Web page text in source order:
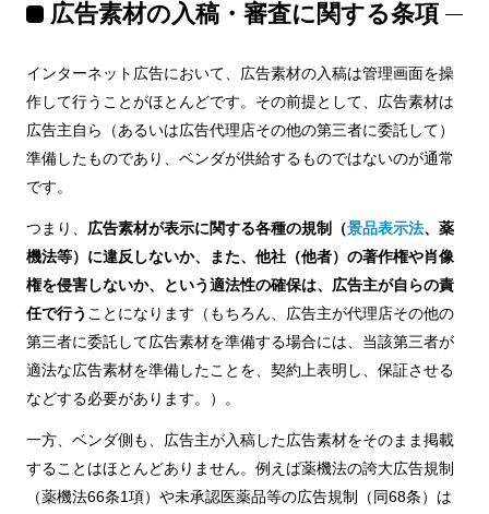
広告素材の入稿・審査に関する条項
インターネット広告において、広告素材の入稿は管理画面を操
作して行うことがほとんどです。その前提として、広告素材は
広告主自ら（あるいは広告代理店その他の第三者に委託して）
準備したものであり、ベンダが供給するものではないのが通常
です。
つまり、 広告素材が表示に関する各種の規制（景品表示法、薬
機法等）に違反しないか、また、他社（他者）の著作権や肖像
権を侵害しないか、という適法性の確保は、広告主が自らの責
任で行う ことになります（もちろん、広告主が代理店その他の
第三者に委託して広告素材を準備する場合には、当該第三者が
適法な広告素材を準備したことを、契約上表明し、保証させる
などする必要があります。）。
一方、ベンダ側も、広告主が入稿した広告素材をそのまま掲載
することはほとんどありません。例えば薬機法の誇大広告規制
（薬機法66条1項）や未承認医薬品等の広告規制（同68条）は